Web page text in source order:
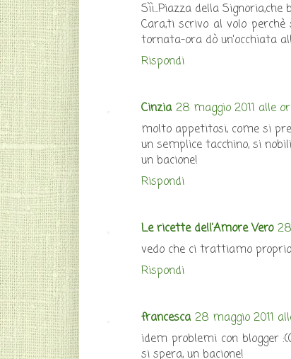
Sìì...Piazza della
Cara,ti scrivo al volo
tornata-ora dò un'occhiata
Rispondi
Cinzia 28 maggio 2011 alle
molto appetitosi, come si
un semplice tacchino, si
un bacione!
Rispondi
Le ricette dell'Amore Vero
vedo che ci trattiamo
Rispondi
francesca 28 maggio 2011
idem problemi con blogger
si spera, un bacione!